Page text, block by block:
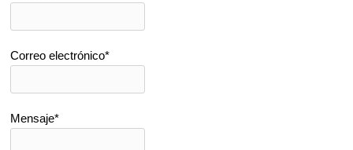
Correo electrónico*
Mensaje*